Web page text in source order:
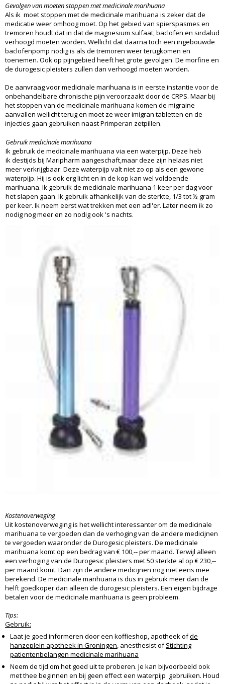
Gevolgen van moeten stoppen met medicinale marihuana
Als ik moet stoppen met de medicinale marihuana is zeker dat de
medicatie weer omhoog moet. Op het gebied van spierspasmes en
tremoren houdt dat in dat de magnesium sulfaat, baclofen en sirdalud
verhoogd moeten worden. Wellicht dat daarna toch een ingebouwde
baclofenpomp nodig is als de tremoren weer terugkomen en
toenemen. Ook op pijngebied heeft het grote gevolgen. De morfine en
de durogesic pleisters zullen dan verhoogd moeten worden.
De aanvraag voor medicinale marihuana is in eerste instantie voor de
onbehandelbare chronische pijn veroorzaakt door de CRPS. Maar bij
het stoppen van de medicinale marihuana komen de migraine
aanvallen wellicht terug en moet ze weer imigran tabletten en de
injecties gaan gebruiken naast Primperan zetpillen.
Gebruik medicìnale marihuana
Ik gebruik de medicinale marihuana via een waterpijp. Deze heb
ik destijds bij Maripharm aangeschaft,maar deze zijn helaas niet
meer verkrijgbaar. Deze waterpijp valt niet zo op als een gewone
waterpijp. Hij is ook erg licht en in de kop kan wel voldoende
marihuana. Ik gebruik de medicinale marihuana 1 keer per dag voor
het slapen gaan. Ik gebruik afhankelijk van de sterkte, 1/3 tot ½ gram
per keer. Ik neem eerst wat trekken met een adl'er. Later neem ik zo
nodig nog meer en zo nodig ook 's nachts.
Kostenoverweging
Uit kostenoverweging is het wellicht interessanter om de medicinale
marihuana te vergoeden dan de verhoging van de andere medicijnen
te vergoeden waaronder de Durogesic pleisters. De medicinale
marihuana komt op een bedrag van € 100,-- per maand. Terwijl alleen
een verhoging van de Durogesic pleisters met 50 sterkte al op € 230,--
per maand komt. Dan zijn de andere medicijnen nog niet eens mee
berekend. De medicinale marihuana is dus in gebruik meer dan de
helft goedkoper dan alleen de durogesic pleisters. Een eigen bijdrage
betalen voor de medicinale marihuana is geen probleem.
Tips:
Gebruik:
Laat je goed informeren door een koffieshop, apotheek ofde
hanzeplein apotheek in Groningen, anesthesist ofStichting
patientenbelangen medicinale marihuana
Neem de tijd om het goed uit te proberen. Je kan bijvoorbeeld ook
met thee beginnen en bij geen effect een waterpijp gebruiken. Houd